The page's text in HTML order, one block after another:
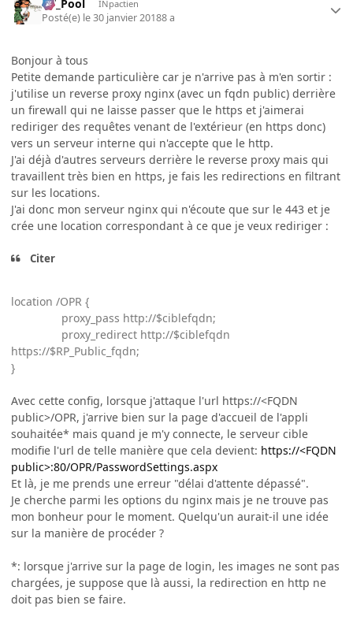
DT_Pool INpactien
Posté(e) le 30 janvier 20188 a
Bonjour à tous
Petite demande particulière car je n'arrive pas à m'en sortir :
j'utilise un reverse proxy nginx (avec un fqdn public) derrière
un firewall qui ne laisse passer que le https et j'aimerai
rediriger des requêtes venant de l'extérieur (en https donc)
vers un serveur interne qui n'accepte que le http.
J'ai déjà d'autres serveurs derrière le reverse proxy mais qui
travaillent très bien en https, je fais les redirections en filtrant
sur les locations.
J'ai donc mon serveur nginx qui n'écoute que sur le 443 et je
crée une location correspondant à ce que je veux rediriger :
Citer
location /OPR {
proxy_pass http://$ciblefqdn;
proxy_redirect http://$ciblefqdn
https://$RP_Public_fqdn;
}
Avec cette config, lorsque j'attaque l'url https://<FQDN
public>/OPR, j'arrive bien sur la page d'accueil de l'appli
souhaitée* mais quand je m'y connecte, le serveur cible
modifie l'url de telle manière que cela devient: https://<FQDN
public>:80/OPR/PasswordSettings.aspx
Et là, je me prends une erreur "délai d'attente dépassé".
Je cherche parmi les options du nginx mais je ne trouve pas
mon bonheur pour le moment. Quelqu'un aurait-il une idée
sur la manière de procéder ?
*: lorsque j'arrive sur la page de login, les images ne sont pas
chargées, je suppose que là aussi, la redirection en http ne
doit pas bien se faire.